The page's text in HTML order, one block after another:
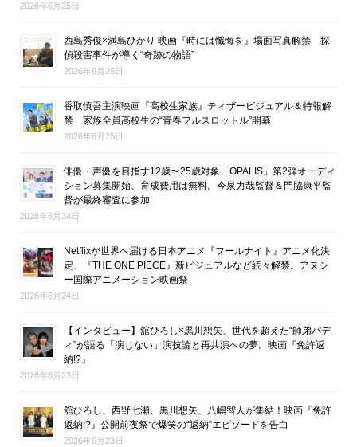
2026年6月25日
西島秀俊×満島ひかり 映画『時には懺悔を』場面写真解禁 探
偵殺害事件が導く“奇跡の物語”
2026年6月25日
香取慎吾主演映画『高校生家族』ティザービジュアル＆特報解
禁 家族全員高校生の“青春フルスロットル”開幕
2026年6月25日
俳優・声優を目指す12歳〜25歳対象「OPALIS」第2弾オーディ
ション募集開始、育成費用は無料。今泉力哉監督＆門脇康平監
督が最終審査に参加
2026年6月24日
Netflixが世界へ届ける日本アニメ『フールナイト』アニメ化決
定、『THE ONE PIECE』新ビジュアルなど続々解禁。アヌシ
ー国際アニメーション映画祭
2026年6月24日
【インタビュー】舘ひろし×黒川想矢、世代を超えた“師弟バデ
ィ”が語る「演じない」演技論と再共演への夢。映画『免許返
納!?』
2026年6月23日
舘ひろし、西野七瀬、黒川想矢、八嶋智人が集結！映画『免許
返納!?』公開前夜祭で爆笑の“返納”エピソードを告白
2026年6月23日